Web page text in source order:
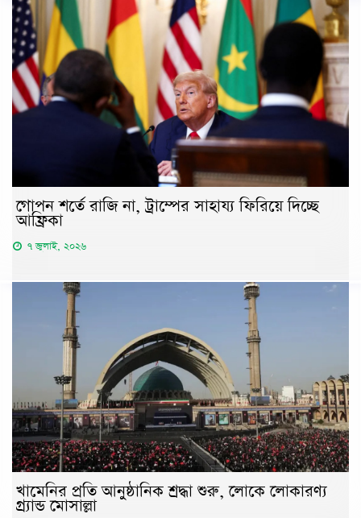
গোপন শর্তে রাজি না, ট্রাম্পের সাহায্য ফিরিয়ে দিচ্ছে
আফ্রিকা
৭ জুলাই, ২০২৬
খামেনির প্রতি আনুষ্ঠানিক শ্রদ্ধা শুরু, লোকে লোকারণ্য
গ্র্যান্ড মোসাল্লা